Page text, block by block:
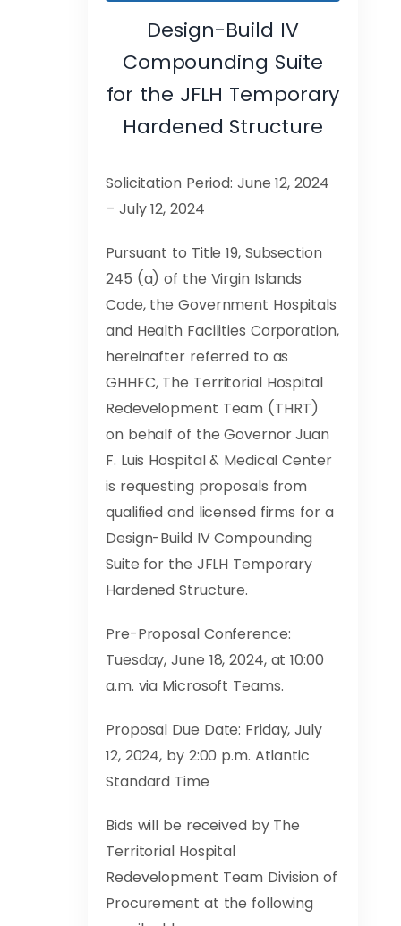
Design-Build IV
Compounding Suite
for the JFLH Temporary
Hardened Structure
Solicitation Period: June 12, 2024
– July 12, 2024
Pursuant to Title 19, Subsection
245 (a) of the Virgin Islands
Code, the Government Hospitals
and Health Facilities Corporation,
hereinafter referred to as
GHHFC, The Territorial Hospital
Redevelopment Team (THRT)
on behalf of the Governor Juan
F. Luis Hospital & Medical Center
is requesting proposals from
qualified and licensed firms for a
Design-Build IV Compounding
Suite for the JFLH Temporary
Hardened Structure.
Pre-Proposal Conference:
Tuesday, June 18, 2024, at 10:00
a.m. via Microsoft Teams.
Proposal Due Date: Friday, July
12, 2024, by 2:00 p.m. Atlantic
Standard Time
Bids will be received by The
Territorial Hospital
Redevelopment Team Division of
Procurement at the following